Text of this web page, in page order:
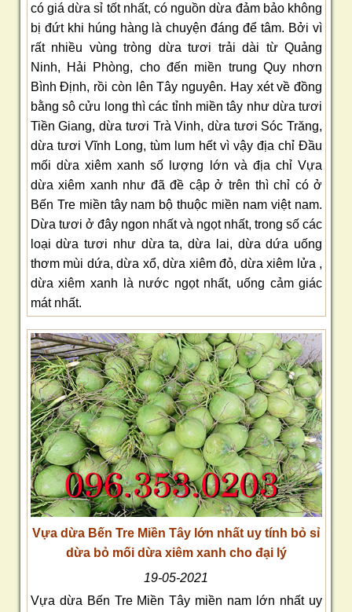
có giá dừa sỉ tốt nhất, có nguồn dừa đảm bảo không
bị đứt khi húng hàng là chuyện đáng để tâm. Bởi vì
rất nhiều vùng tròng dừa tươi trải dài từ Quảng
Ninh, Hải Phòng, cho đến miền trung Quy nhơn
Bình Định, rồi còn lên Tây nguyên. Hay xét về đồng
bằng sô cửu long thì các tỉnh miền tây như dừa tươi
Tiền Giang, dừa tươi Trà Vinh, dừa tươi Sóc Trăng,
dừa tươi Vĩnh Long, tùm lum hết vì vậy địa chỉ Đầu
mối dừa xiêm xanh số lượng lớn và địa chỉ Vựa
dừa xiêm xanh như đã đề cập ở trên thì chỉ có ở
Bến Tre miền tây nam bộ thuộc miền nam việt nam.
Dừa tươi ở đây ngon nhất và ngọt nhất, trong số các
loại dừa tươi như dừa ta, dừa lai, dừa dứa uống
thơm mùi dứa, dừa xổ, dừa xiêm đỏ, dừa xiêm lửa ,
dừa xiêm xanh là nước ngọt nhất, uống cảm giác
mát nhất.
Vựa dừa Bến Tre Miền Tây lớn nhất uy tính bỏ sỉ
dừa bỏ mối dừa xiêm xanh cho đại lý
19-05-2021
Vựa dừa Bến Tre Miền Tây miền nam lớn nhất uy